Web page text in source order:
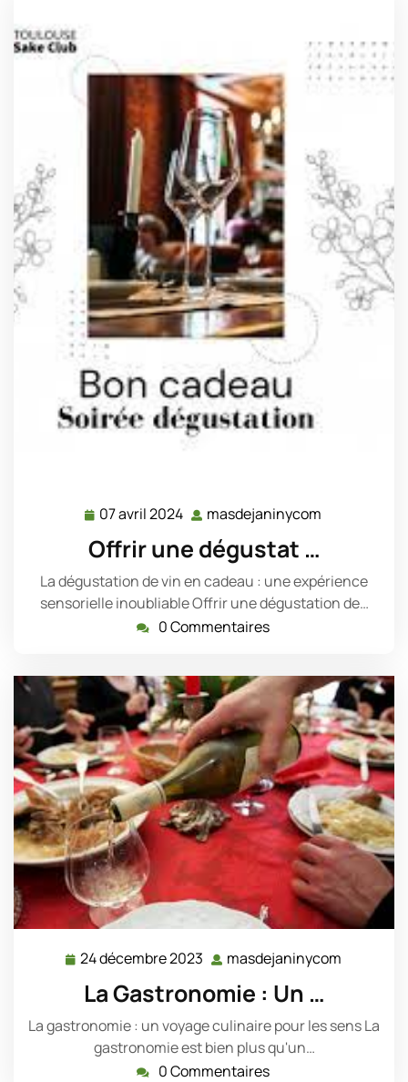
07 avril 2024 07
avril
2024
masdejaninycom
Offrir une dégustat …
La dégustation de vin en cadeau : une expérience
sensorielle inoubliable Offrir une dégustation de…
0 Commentaires
24 décembre 2023 24
décembre
2023
masdejaninycom
La Gastronomie : Un …
La gastronomie : un voyage culinaire pour les sens La
gastronomie est bien plus qu'un…
0 Commentaires